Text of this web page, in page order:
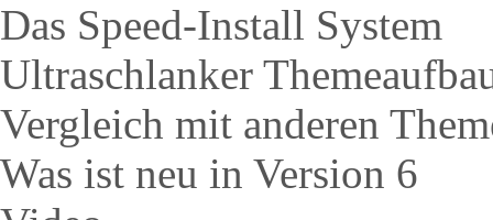
Das Speed-Install System
Ultraschlanker
Vergleich mit anderen
Was ist neu in Version 6